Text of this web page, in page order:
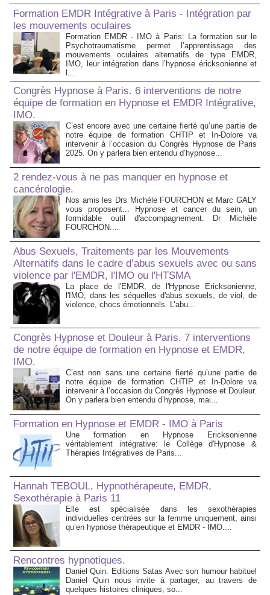
Formation EMDR Intégrative à Paris - Intégration par
les mouvements oculaires
Formation EMDR - IMO à Paris: La formation sur le
Psychotraumatisme permet l’apprentissage des
mouvements oculaires alternatifs de type EMDR,
IMO, leur intégration dans l’hypnose éricksonienne et
l...
Congrès Hypnose à Paris. 6 interventions de notre
équipe de formation en Hypnose et EMDR Intégrative,
IMO.
C’est encore avec une certaine fierté qu’une partie de
notre équipe de formation CHTIP et In-Dolore va
intervenir à l’occasion du Congrès Hypnose de Paris
2025. On y parlera bien entendu d’hypnose...
2 rendez-vous à ne pas manquer en hypnose et
cancérologie.
Nos amis les Drs Michèle FOURCHON et Marc GALY
vous proposent... Hypnose et cancer du sein, un
formidable outil d'accompagnement. Dr Michèle
FOURCHON....
Abus Sexuels, Traitements par les Mouvements
Alternatifs dans le cadre d’abus sexuels avec ou sans
violence par l'EMDR, l'IMO ou l'HTSMA
La place de l'EMDR, de l'Hypnose Ericksonienne,
l'IMO, dans les séquelles d'abus sexuels, de viol, de
violence, chocs émotionnels. L’abu...
Congrès Hypnose et Douleur à Paris. 7 interventions
de notre équipe de formation en Hypnose et EMDR,
IMO.
C’est non sans une certaine fierté qu’une partie de
notre équipe de formation CHTIP et In-Dolore va
intervenir à l’occasion du Congrès Hypnose et Douleur.
On y parlera bien entendu d’hypnose, mai...
Formation en Hypnose et EMDR - IMO à Paris
Une formation en Hypnose Ericksonienne
véritablement intégrative: le Collège d'Hypnose &
Thérapies Intégratives de Paris...
Hannah TEBOUL, Hypnothérapeute, EMDR,
Sexothérapie à Paris 11
Elle est spécialisée dans les sexothérapies
individuelles centrées sur la femme uniquement, ainsi
qu’en hypnose thérapeutique et EMDR - IMO....
Rencontres hypnotiques.
Daniel Quin. Editions Satas Avec son humour habituel
Daniel Quin nous invite à partager, au travers de
quelques histoires cliniques, so...